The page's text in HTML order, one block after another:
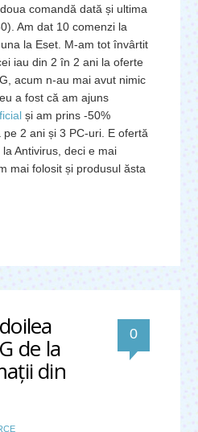
comandă dată și ultima
Am dat 10 comenzi la
la Eset. M-am tot învârtit
iau din 2 în 2 ani la oferte
acum n-au mai avut nimic
a fost că am ajuns
și am prins -50%
2 ani și 3 PC-uri. E ofertă
Antivirus, deci e mai
mai folosit și produsul ăsta
de la
din
0